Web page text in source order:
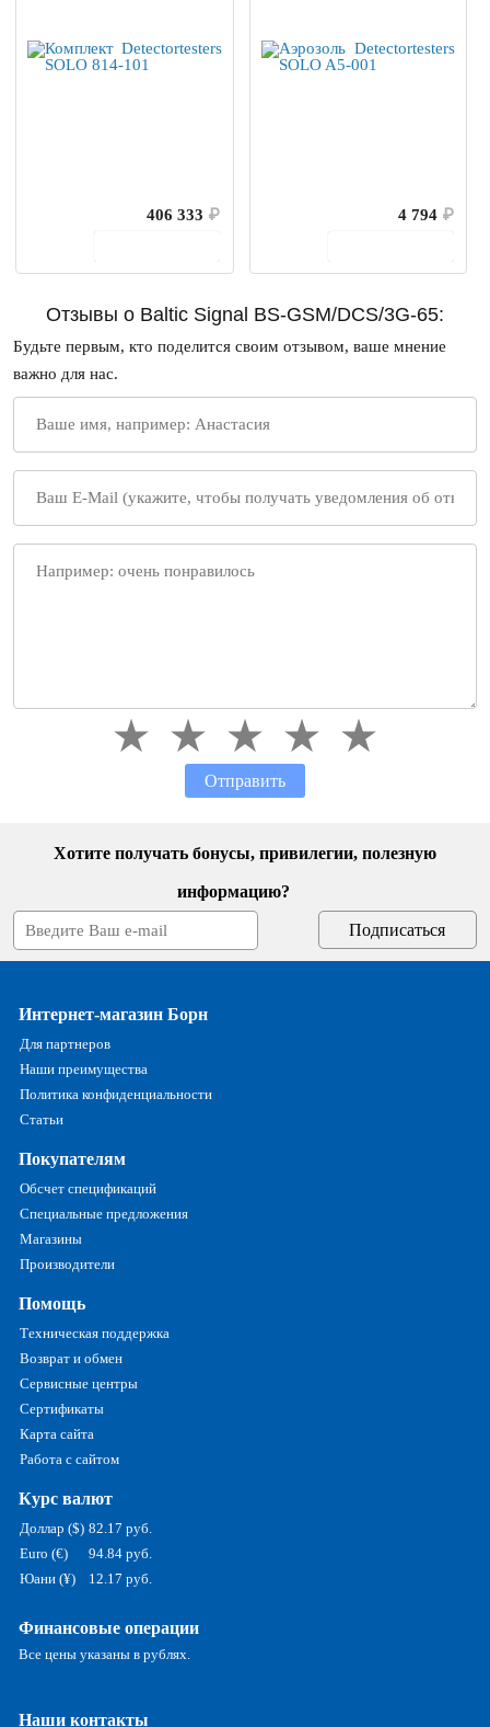
406 333 ₽
4 794 ₽
Отзывы о Baltic Signal BS-GSM/DCS/3G-65:
Будьте первым, кто поделится своим отзывом, ваше мнение
важно для нас.
Отправить
Хотите получать бонусы, привилегии, полезную
информацию?
Интернет-магазин Борн
Для партнеров
Наши преимущества
Политика конфиденциальности
Статьи
Покупателям
Обсчет спецификаций
Специальные предложения
Магазины
Производители
Помощь
Техническая поддержка
Возврат и обмен
Сервисные центры
Сертификаты
Карта сайта
Работа с сайтом
Курс валют
Доллар ($) 82.17 руб.
Euro (€)
94.84 руб.
Юани (¥)
12.17 руб.
Финансовые операции
Все цены указаны в рублях.
Наши контакты